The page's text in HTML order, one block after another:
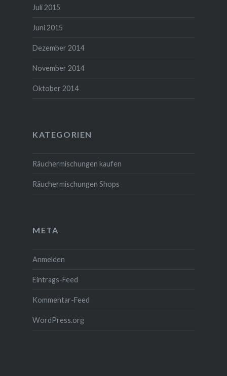
Juli 2015
Juni 2015
Dezember 2014
November 2014
Oktober 2014
KATEGORIEN
Räuchermischungen kaufen
Räuchermischungen Shops
META
Anmelden
Eintrags-Feed
Kommentar-Feed
WordPress.org